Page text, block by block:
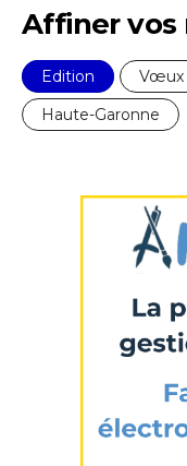
Affiner vos
Edition Vœux
Haute-Garonne